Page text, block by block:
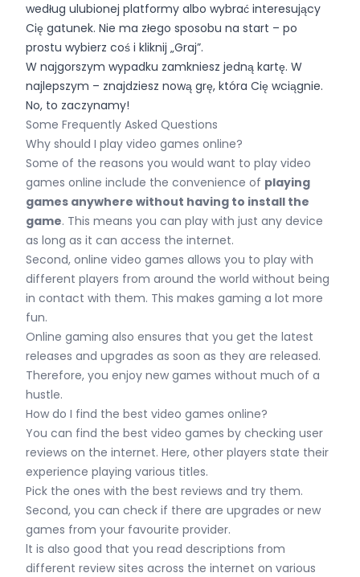
według ulubionej platformy albo wybrać interesujący
Cię gatunek. Nie ma złego sposobu na start – po
prostu wybierz coś i kliknij „Graj”.
W najgorszym wypadku zamkniesz jedną kartę. W
najlepszym – znajdziesz nową grę, która Cię wciągnie.
No, to zaczynamy!
Some Frequently Asked Questions
Why should I play video games online?
Some of the reasons you would want to play video
games online include the convenience of playing
games anywhere without having to install the
game. This means you can play with just any device
as long as it can access the internet.
Second, online video games allows you to play with
different players from around the world without being
in contact with them. This makes gaming a lot more
fun.
Online gaming also ensures that you get the latest
releases and upgrades as soon as they are released.
Therefore, you enjoy new games without much of a
hustle.
How do I find the best video games online?
You can find the best video games by checking user
reviews on the internet. Here, other players state their
experience playing various titles.
Pick the ones with the best reviews and try them.
Second, you can check if there are upgrades or new
games from your favourite provider.
lt is also good that you read descriptions from
different review sites across the internet on various